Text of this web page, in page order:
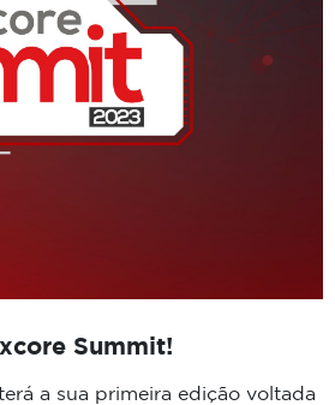
Summit!
a sua primeira edição voltada